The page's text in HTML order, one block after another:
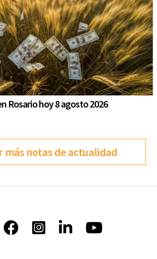
Rosario hoy 8 agosto 2026
más notas de actualidad